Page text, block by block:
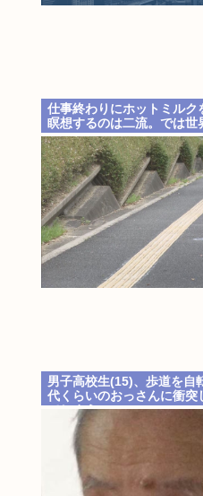
仕事終わりにホットミルク
瞑想するのは二流。では世
男子高校生(15)、歩道を自
代くらいのおっさんに衝突
てしまう